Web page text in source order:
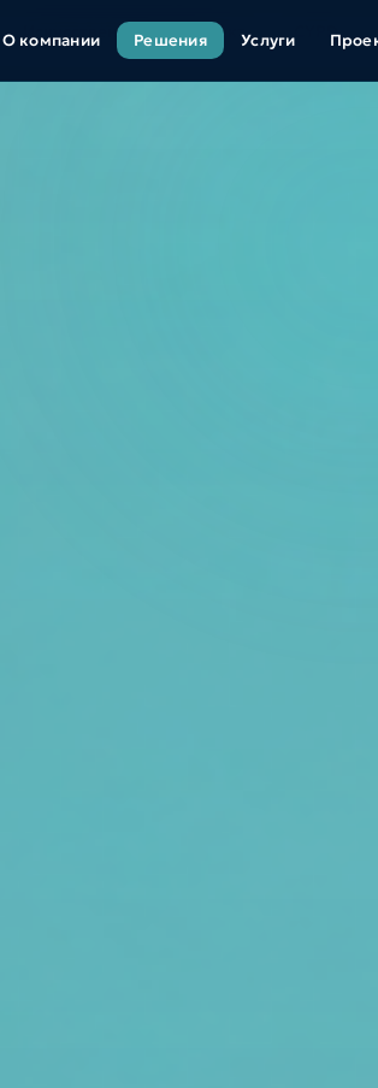
О компании Решения Услуги
Искусственный интеллект CYPD